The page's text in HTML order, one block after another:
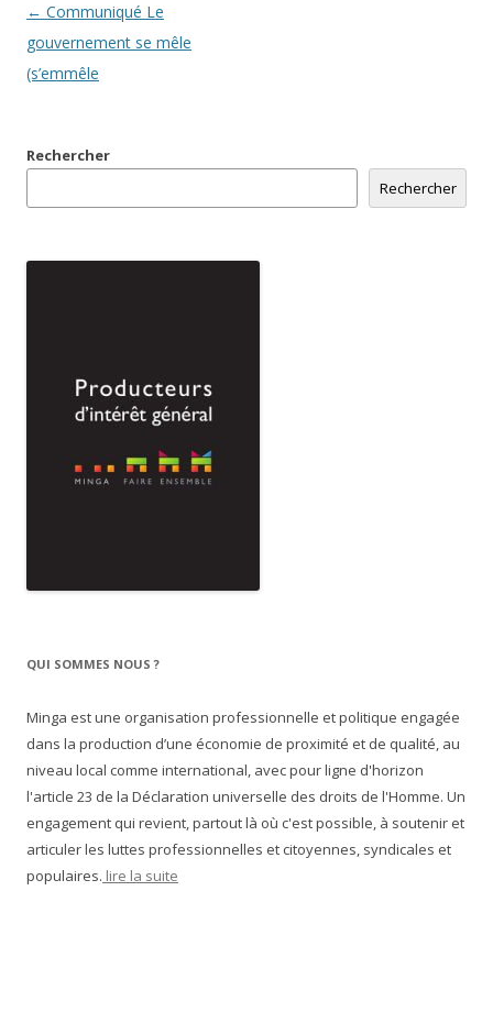
Navigation
des
articles
← Communiqué Le
gouvernement se mêle
(s’emmêle
Rechercher
Rechercher
QUI SOMMES NOUS ?
Minga est une organisation professionnelle et politique engagée
dans la production d’une économie de proximité et de qualité, au
niveau local comme international, avec pour ligne d'horizon
l'article 23 de la Déclaration universelle des droits de l'Homme. Un
engagement qui revient, partout là où c'est possible, à soutenir et
articuler les luttes professionnelles et citoyennes, syndicales et
populaires. lire la suite